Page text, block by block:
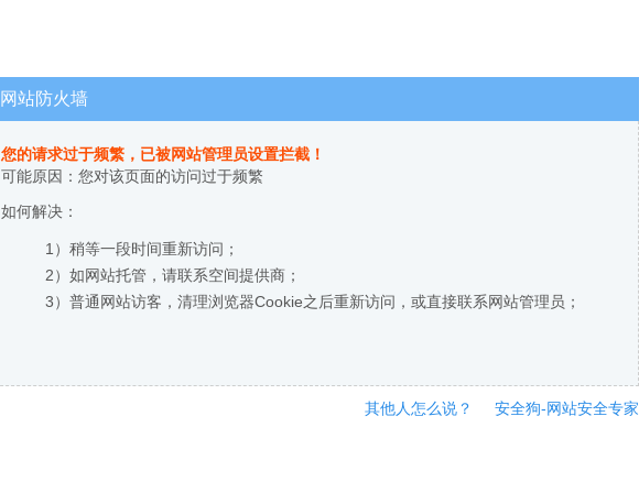
网站防火墙
您的请求过于频繁，已被网站管理员设置拦截！
可能原因：您对该页面的访问过于频繁
如何解决：
1）稍等一段时间重新访问；
2）如网站托管，请联系空间提供商；
3）普通网站访客，清理浏览器Cookie之后重新访问，或直接联系网站管理员；
其他人怎么说？ 安全狗-网站安全专家